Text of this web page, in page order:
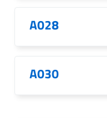
A028
A030